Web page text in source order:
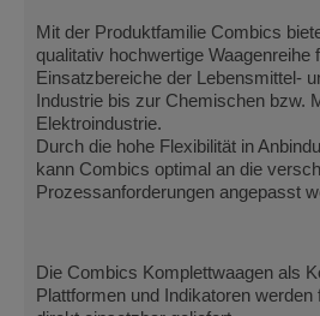
Mit der Produktfamilie Combics
qualitativ hochwertige Waagenreihe
Einsatzbereiche der Lebensmittel-
Industrie bis zur Chemischen bzw.
Elektroindustrie.
Durch die hohe Flexibilität in
kann Combics optimal an die
Prozessanforderungen angepasst
Die Combics Komplettwaagen als
Plattformen und Indikatoren werden